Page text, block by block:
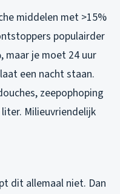
middelen met >15%
populairder
maar je moet 24 uur
een nacht staan.
zeepophoping
Milieuvriendelijk
dit allemaal niet. Dan